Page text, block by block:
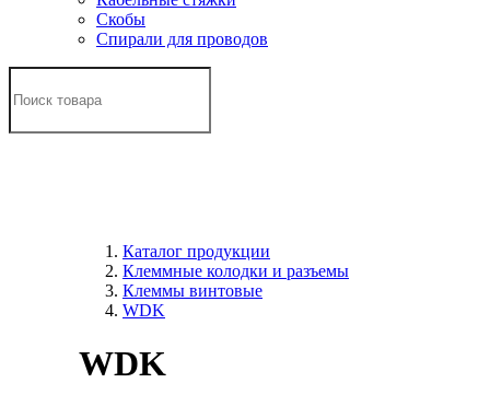
Скобы
Спирали для проводов
Каталог продукции
Клеммные колодки и разъемы
Клеммы винтовые
WDK
WDK